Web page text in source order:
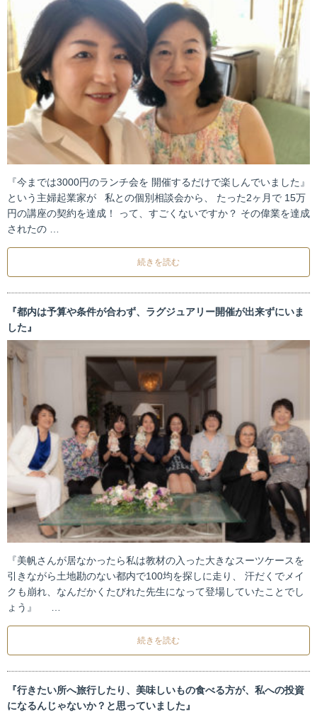
『今までは3000円のランチ会を 開催するだけで楽しんでいました』
という主婦起業家が 私との個別相談会から、 たった2ヶ月で 15万
円の講座の契約を達成！ って、すごくないですか？ その偉業を達成
されたの …
続きを読む
『都内は予算や条件が合わず、ラグジュアリー開催が出来ずにいま
した』
『美帆さんが居なかったら私は教材の入った大きなスーツケースを
引きながら土地勘のない都内で100均を探しに走り、 汗だくでメイ
クも崩れ、なんだかくたびれた先生になって登場していたことでし
ょう』 …
続きを読む
『行きたい所へ旅行したり、美味しいもの食べる方が、私への投資
になるんじゃないか？と思っていました』